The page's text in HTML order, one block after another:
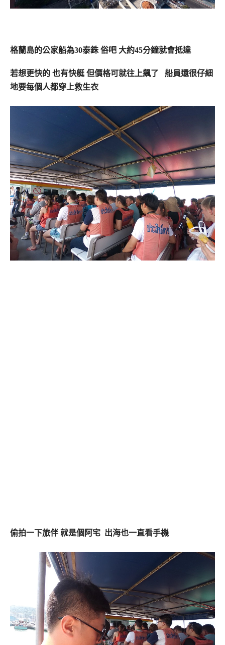
格蘭島的公家船為30泰銖 俗吧 大約45分鐘就會抵達
若想更快的 也有快艇 但價格可就往上飆了 船員還很仔細
地要每個人都穿上救生衣
偷拍一下旅伴 就是個阿宅 出海也一直看手機